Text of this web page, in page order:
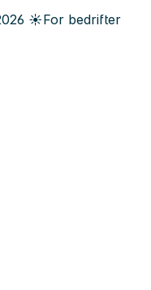
☀️For bedrifter